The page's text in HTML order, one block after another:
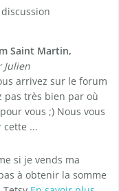
Saint Martin,
Julien
arrivez sur le forum
pas très bien par où
vous ;) Nous vous
cette ...
si je vends ma
à obtenir la somme